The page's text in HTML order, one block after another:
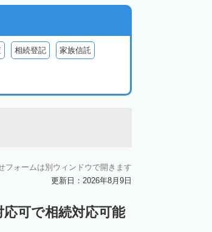
古平町 積丹郡積丹町
空知郡上砂川町
清水町 中川郡本別町
郡初山別村
相続登記 家族信託
フォームは別ウィンドウで開きます
更新日：2026年8月9日
可で相続対応可能